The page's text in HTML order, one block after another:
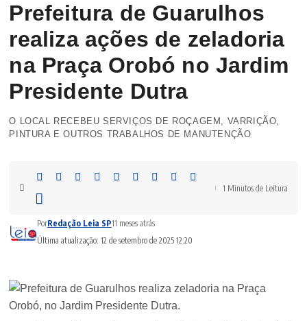
Prefeitura de Guarulhos
realiza ações de zeladoria
na Praça Orobó no Jardim
Presidente Dutra
O LOCAL RECEBEU SERVIÇOS DE ROÇAGEM, VARRIÇÃO,
PINTURA E OUTROS TRABALHOS DE MANUTENÇÃO
Última atualização: 12 de setembro de 2025 12:20
PorRedação Leia SP11 meses atrás
1 Minutos de Leitura